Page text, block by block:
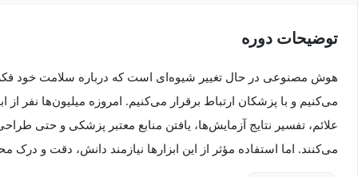
توضیحات دوره
هوش مصنوعی در حال تغییر شیوه‌ای است که درباره سلامت خود
علائم، تفسیر نتایج آزمایش‌ها، یافتن منابع معتبر پزشکی و حتی
می‌کنند. اما استفاده مؤثر از این ابزارها نیازمند دانش، دقت و